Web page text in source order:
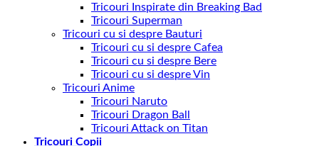
Tricouri Inspirate din Breaking Bad
Tricouri Superman
Tricouri cu si despre Bauturi
Tricouri cu si despre Cafea
Tricouri cu si despre Bere
Tricouri cu si despre Vin
Tricouri Anime
Tricouri Naruto
Tricouri Dragon Ball
Tricouri Attack on Titan
Tricouri Copii